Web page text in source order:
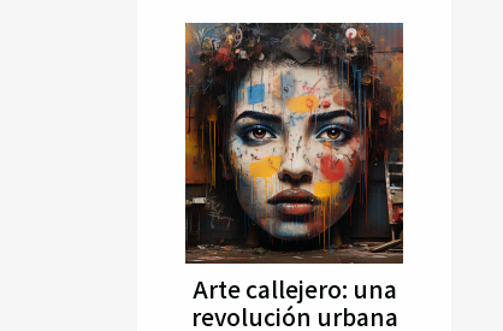
Arte callejero: una
revolución urbana